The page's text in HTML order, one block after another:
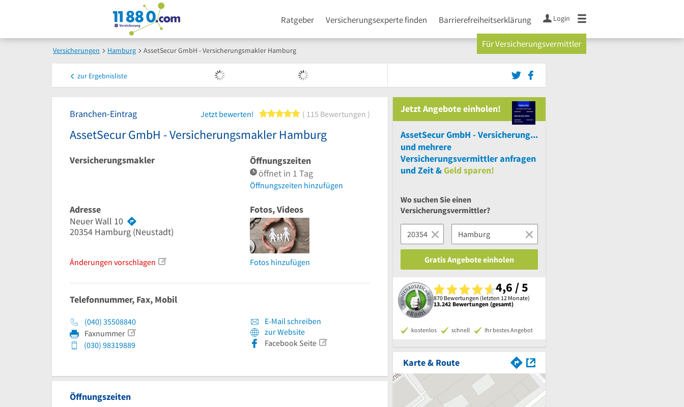
Ratgeber Versicherungsexperte finden Barrierefreiheitserklärung Login
Für Versicherungsvermittler
Versicherungen Hamburg AssetSecur GmbH - Versicherungsmakler Hamburg
zur Ergebnisliste
Branchen-Eintrag Jetzt bewerten! 5 von 5 Sternen
115 Bewertungen
AssetSecur GmbH - Versicherungsmakler Hamburg
Versicherungsmakler
Öffnungszeiten
öffnet in 1 Tag
Öffnungszeiten hinzufügen
Adresse
Neuer Wall 10
20354 Hamburg (Neustadt)
Änderungen vorschlagen
Fotos, Videos
Fotos hinzufügen
Telefonnummer, Fax, Mobil
(040) 35508840
Faxnummer
(030) 98319889
E-Mail schreiben
zur Website
Facebook Seite
Öffnungszeiten
Jetzt Angebote einholen!
AssetSecur GmbH - Versicherungsmakler Hamburg
und mehrere
Versicherungsvermittler anfragen
und Zeit &Geld sparen!
Wo suchen Sie einen
Versicherungsvermittler?
Gratis Angebote einholen
4,6 / 5
870 Bewertungen (letzten 12 Monate)
13.242 Bewertungen (gesamt)
kostenlos schnell Ihr bestes Angebot
Karte & Route